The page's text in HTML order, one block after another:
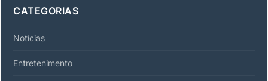
CATEGORIAS
Notícias
Entretenimento